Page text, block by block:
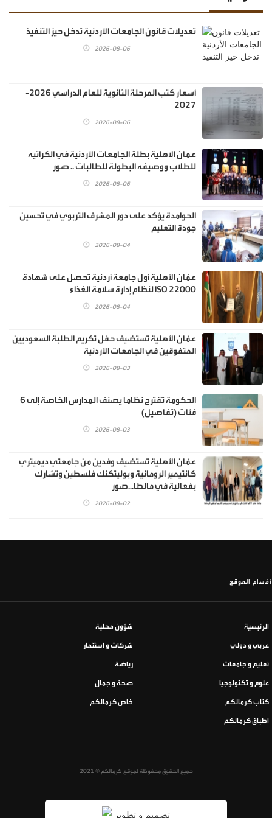
تعديلات قانون الجامعات الأردنية تدخل حيز التنفيذ
2026-08-06
أسعار كتب المرحلة الثانوية للعام الدراسي 2026-
2027
2026-08-06
عمان الاهلية بطلة الجامعات الأردنية في الكراتيه
للطلاب ووصيفه البطولة للطالبات .. صور
2026-08-06
الحوامدة يؤكد على دور المشرف التربوي في تحسين
جودة التعليم
2026-08-04
عمّان الأهلية أول جامعة أردنية تحصل على شهادة
ISO 22000 لنظام إدارة سلامة الغذاء
2026-08-04
عمّان الأهلية تستضيف حفل تكريم الطلبة السعوديين
المتفوقين في الجامعات الأردنية
2026-08-03
الحكومة تقترح نظاما يصنف المدارس الخاصة إلى 6
فئات (تفاصيل)
2026-08-03
عمّان الأهلية تستضيف وفدين من جامعتي ديميتري
كانتيمير الرومانية وبوليتكنك فلسطين وتشارك
بفعالية في مالطا...صور
2026-08-02
أقسام الموقع
الرئيسية شؤون محلية
عربي و دولي شركات و استثمار
تعليم و جامعات رياضة
علوم و تكنولوجيا صحة و جمال
كتاب كرمالكم خاص كرمالكم
اطباق كرمالكم
جميع الحقوق محفوظة لموقع كرمالكم © 2021
تصميم و تطوير